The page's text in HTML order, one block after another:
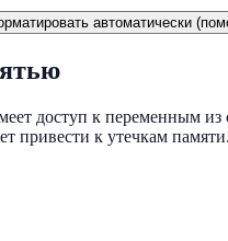
автоматически
доступ к переменным из
привести к утечкам памяти.